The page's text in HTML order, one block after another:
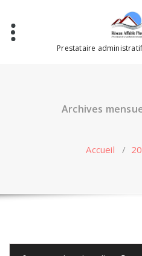
contenu
Prestataire
Archives
Accueil /